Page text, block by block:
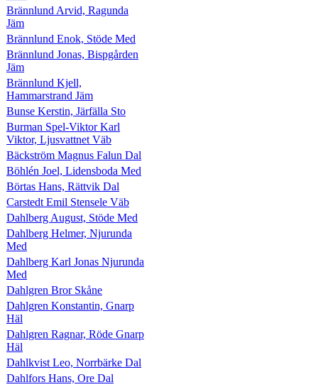
Brännlund Arvid, Ragunda
Jäm
Brännlund Enok, Stöde Med
Brännlund Jonas, Bispgården
Jäm
Brännlund Kjell,
Hammarstrand Jäm
Bunse Kerstin, Järfälla Sto
Burman Spel-Viktor Karl
Viktor, Ljusvattnet Väb
Bäckström Magnus Falun Dal
Böhlén Joel, Lidensboda Med
Börtas Hans, Rättvik Dal
Carstedt Emil Stensele Väb
Dahlberg August, Stöde Med
Dahlberg Helmer, Njurunda
Med
Dahlberg Karl Jonas Njurunda
Med
Dahlgren Bror Skåne
Dahlgren Konstantin, Gnarp
Häl
Dahlgren Ragnar, Röde Gnarp
Häl
Dahlkvist Leo, Norrbärke Dal
Dahlfors Hans, Ore Dal